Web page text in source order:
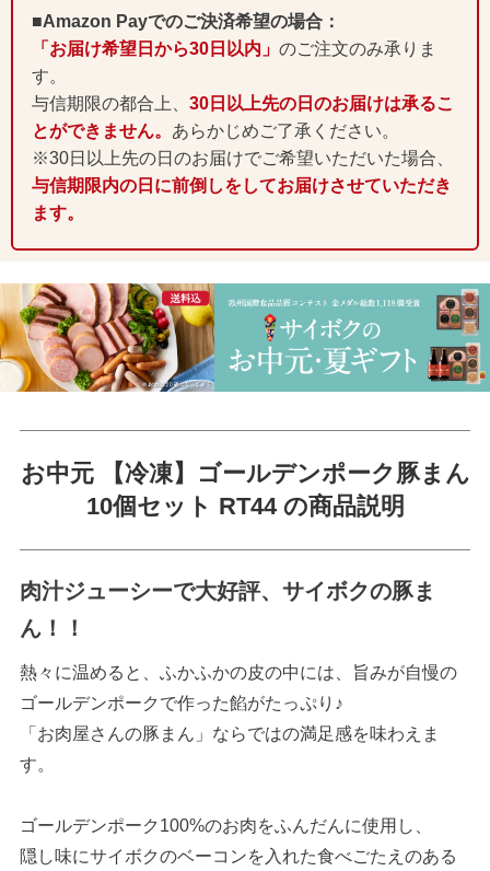
■Amazon Payでのご決済希望の場合：
「お届け希望日から30日以内」のご注文のみ承りま
す。
与信期限の都合上、30日以上先の日のお届けは承るこ
とができません。 あらかじめご了承ください。
※30日以上先の日のお届けでご希望いただいた場合、
与信期限内の日に前倒しをしてお届けさせていただき
ます。
お中元 【冷凍】ゴールデンポーク豚まん
10個セット RT44 の商品説明
肉汁ジューシーで大好評、サイボクの豚ま
ん！！
熱々に温めると、ふかふかの皮の中には、旨みが自慢の
ゴールデンポークで作った餡がたっぷり♪
「お肉屋さんの豚まん」ならではの満足感を味わえま
す。
ゴールデンポーク100%のお肉をふんだんに使用し、
隠し味にサイボクのベーコンを入れた食べごたえのある